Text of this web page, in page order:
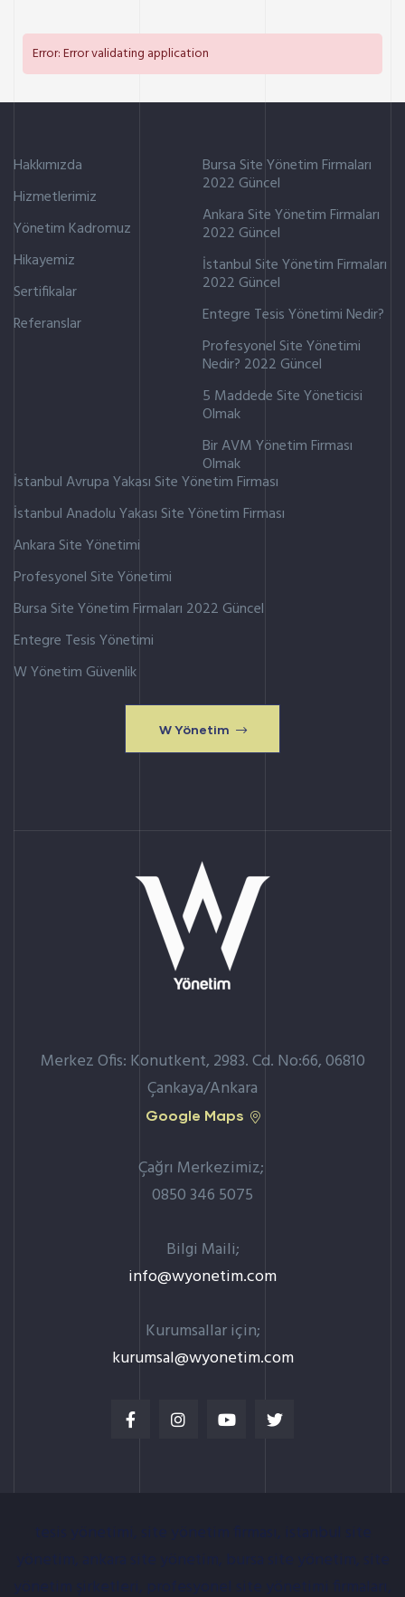
Error: Error validating application
Hakkımızda
Hizmetlerimiz
Yönetim Kadromuz
Hikayemiz
Sertifikalar
Referanslar
Bursa Site Yönetim Firmaları
2022 Güncel
Ankara Site Yönetim Firmaları
2022 Güncel
İstanbul Site Yönetim Firmaları
2022 Güncel
Entegre Tesis Yönetimi Nedir?
Profesyonel Site Yönetimi
Nedir? 2022 Güncel
5 Maddede Site Yöneticisi
Olmak
Bir AVM Yönetim Firması
Olmak
İstanbul Avrupa Yakası Site Yönetim Firması
İstanbul Anadolu Yakası Site Yönetim Firması
Ankara Site Yönetimi
Profesyonel Site Yönetimi
Bursa Site Yönetim Firmaları 2022 Güncel
Entegre Tesis Yönetimi
W Yönetim Güvenlik
W Yönetim
Merkez Ofis: Konutkent, 2983. Cd. No:66, 06810
Çankaya/Ankara
Google Maps
Çağrı Merkezimiz;
0850 346 5075
Bilgi Maili;
info@wyonetim.com
Kurumsallar için;
kurumsal@wyonetim.com